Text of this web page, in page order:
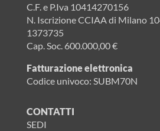
C.F. e P.Iva 10414270156
N. Iscrizione CCIAA di Milano
1373735
Cap. Soc. 600.000,00 €
Fatturazione elettronica
Codice univoco: SUBM70N
CONTATTI
SEDI